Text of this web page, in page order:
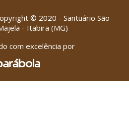
© 2020 - Santuário São
- Itabira (MG)
com excelência por